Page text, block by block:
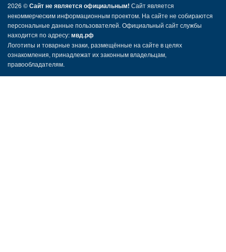
2026 ©Сайт не является официальным! Сайт является
некоммерческим информационным проектом. На сайте не собираются
персональные данные пользователей. Официальный сайт службы
находится по адресу:мвд.рф
Логотипы и товарные знаки, размещённые на сайте в целях
ознакомления, принадлежат их законным владельцам,
правообладателям.